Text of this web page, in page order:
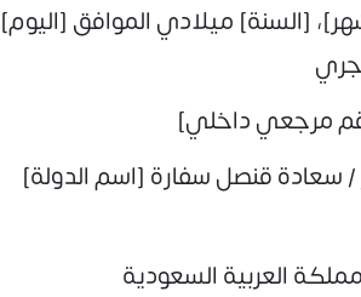
[السنة] ميلادي الموافق [اليوم]
مرجعي داخلي]
/ سعادة قنصل سفارة [اسم الدولة]
العربية السعودية